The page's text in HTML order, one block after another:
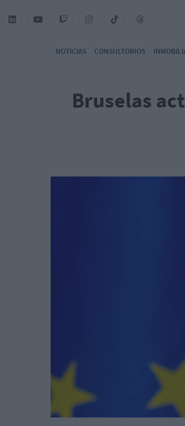
NOTICIAS CONSULTORIOS
Bruselas